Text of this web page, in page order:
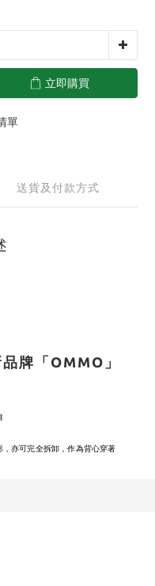
立即購買
單
送貨及付款方式
牌「OMMO」
亦可完全拆卸，作為背心穿著